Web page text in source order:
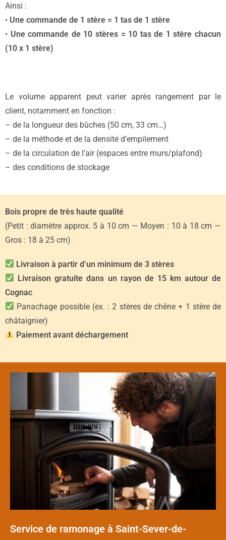
Ainsi :
• Une commande de 1 stère = 1 tas de 1 stère
• Une commande de 10 stères = 10 tas de 1 stère chacun
(10 x 1 stère)
Le volume apparent peut varier après rangement par le
client, notamment en fonction :
– de la longueur des bûches (50 cm, 33 cm…)
– de la méthode et de la densité d’empilement
– de la circulation de l’air (espaces entre murs/plafond)
– des conditions de stockage
Bois propre de très haute qualité
(Petit : diamètre approx. 5 à 10 cm — Moyen : 10 à 18 cm —
Gros : 18 à 25 cm)
Livraison à partir d’un minimum de 3 stères
Livraison gratuite dans un rayon de 15 km autour de
Cognac
Panachage possible (ex. : 2 stères de chêne + 1 stère de
châtaignier)
Paiement avant déchargement
Service de ramonage à Saint-Sever-de-